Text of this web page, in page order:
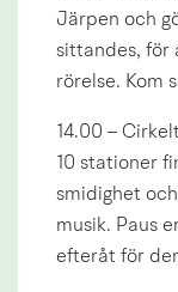
Järpen och
sittandes, för
rörelse. Kom
14.00 –
10 stationer
smidighet
musik. Paus
efteråt för